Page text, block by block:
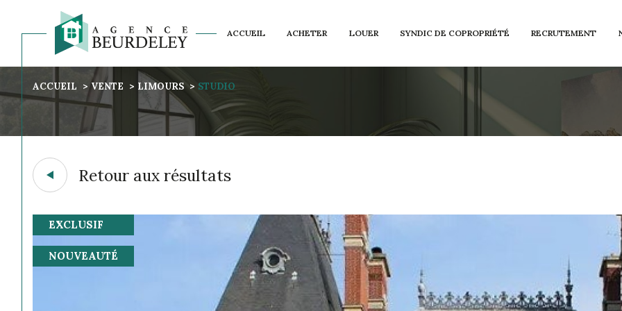
ACCUEIL ACHETER LOUER SYNDIC DE COPROPRIÉTÉ RECRUTEMENT
NOS AVIS CLIENTS
Acheter
Voir les2annonces
ACCUEIL VENTE LIMOURS STUDIO
Retour aux résultats
EXCLUSIF
NOUVEAUTÉ